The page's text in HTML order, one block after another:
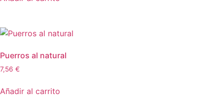
Puerros al natural
7,56 €
Añadir al carrito